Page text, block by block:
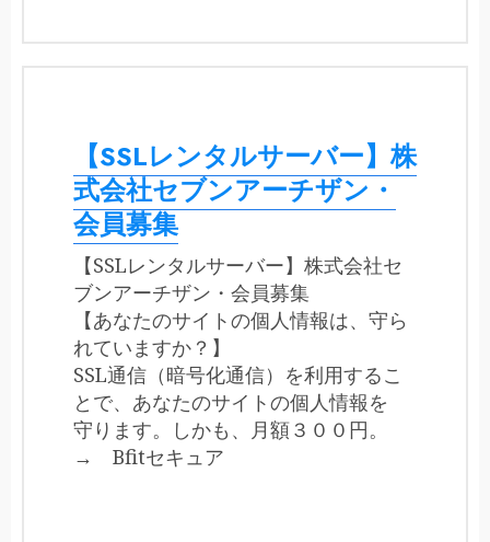
【SSLレンタルサーバー】株
式会社セブンアーチザン・
会員募集
【SSLレンタルサーバー】株式会社セ
ブンアーチザン・会員募集
【あなたのサイトの個人情報は、守ら
れていますか？】
SSL通信（暗号化通信）を利用するこ
とで、あなたのサイトの個人情報を
守ります。しかも、月額３００円。
→ Bfitセキュア